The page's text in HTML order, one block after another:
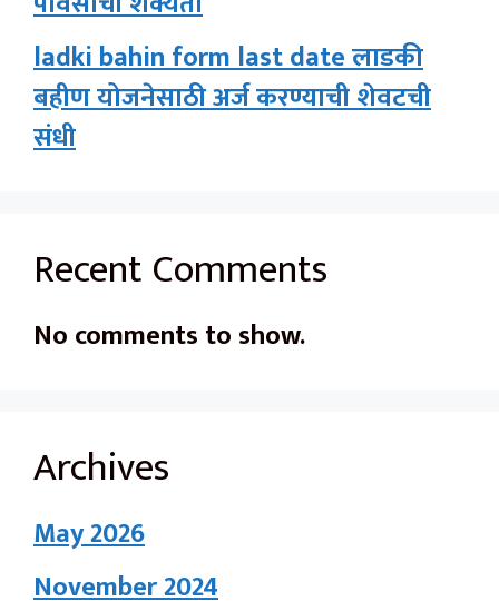
ladki bahin form last date लाडकी
बहीण योजनेसाठी अर्ज करण्याची शेवटची
संधी
Recent Comments
No comments to show.
Archives
May 2026
November 2024